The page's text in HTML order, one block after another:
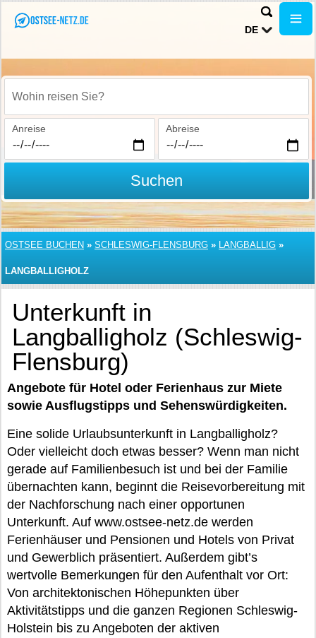
DE
Wohin reisen Sie?
Anreise Abreise
Suchen
OSTSEE BUCHEN » SCHLESWIG-FLENSBURG » LANGBALLIG »
LANGBALLIGHOLZ
Unterkunft in
Langballigholz (Schleswig-
Flensburg)
Angebote für Hotel oder Ferienhaus zur Miete
sowie Ausflugstipps und Sehenswürdigkeiten.
Eine solide Urlaubsunterkunft in Langballigholz?
Oder vielleicht doch etwas besser? Wenn man nicht
gerade auf Familienbesuch ist und bei der Familie
übernachten kann, beginnt die Reisevorbereitung mit
der Nachforschung nach einer opportunen
Unterkunft. Auf www.ostsee-netz.de werden
Ferienhäuser und Pensionen und Hotels von Privat
und Gewerblich präsentiert. Außerdem gibt’s
wertvolle Bemerkungen für den Aufenthalt vor Ort:
Von architektonischen Höhepunkten über
Aktivitätstipps und die ganzen Regionen Schleswig-
Holstein bis zu Angeboten der aktiven